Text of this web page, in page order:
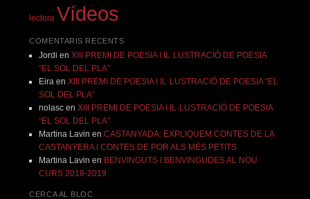
lectora Vídeos
COMENTARIS RECENTS
Jordi en XIII PREMI DE POESIA I IL·LUSTRACIÓ DE POESIA
“EL SOL DEL PLA”
Eiraen XIII PREMI DE POESIA I IL·LUSTRACIÓ DE POESIA “EL
SOL DEL PLA”
nolascen XIII PREMI DE POESIA I IL·LUSTRACIÓ DE POESIA
“EL SOL DEL PLA”
Martina Lavin en CASTANYADA: EXPLIQUEM CONTES DE LA
CASTANYERA I CONTES DE POR ALS MÉS PETITS
Martina Lavin en BENVINGUTS I BENVINGUDES AL NOU
CURS 2018-2019
CERCA AL BLOC